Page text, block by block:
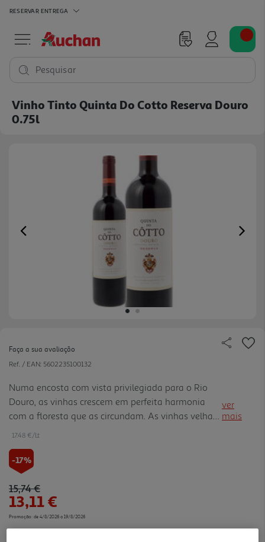
RESERVAR ENTREGA
Pesquisar
Vinho Tinto Quinta Do Cotto Reserva Douro
0.75l
Previous
Faça a sua avaliação
Ref. / EAN: 5602235100132
Numa encosta com vista privilegiada para o Rio
Douro, as vinhas crescem em perfeita harmonia
com a floresta que as circundam. As vinhas velhas
oferecem condições únicas para a produção de
a localização no Baixo Corgo tornam este local
único. Um terroir onde se produzem há mais de 50
anos alguns dos vinhos mais icónicos da região,
cheios de elegância e frescura.
ver
mais
17.48 €/Lt
-17%
Price reduced from
15,74 €to
13,11 €
Promoção: de 4/8/2026 a 19/8/2026